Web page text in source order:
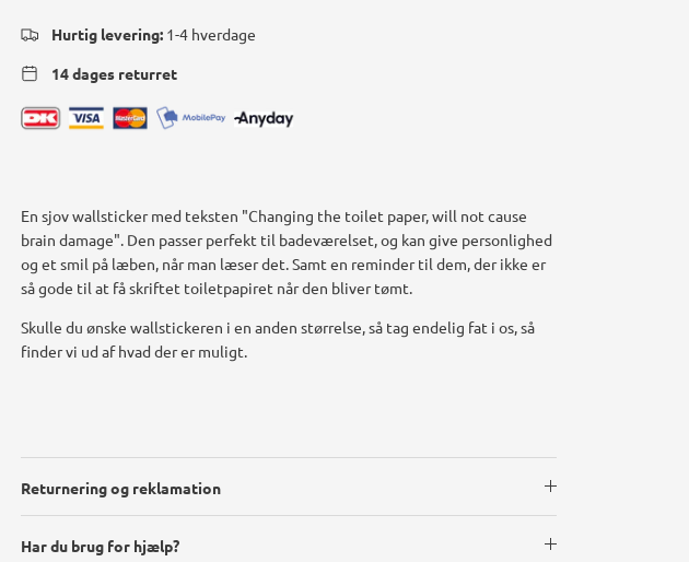
Hurtig levering: 1-4 hverdage
14 dages returret
En sjov wallsticker med teksten "Changing the toilet paper, will not cause
brain damage". Den passer perfekt til badeværelset, og kan give personlighed
og et smil på læben, når man læser det. Samt en reminder til dem, der ikke er
så gode til at få skriftet toiletpapiret når den bliver tømt.
Skulle du ønske wallstickeren i en anden størrelse, så tag endelig fat i os, så
finder vi ud af hvad der er muligt.
Returnering og reklamation
Har du brug for hjælp?